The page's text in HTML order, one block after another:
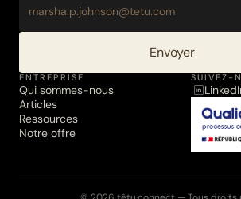
Envoyer
ENTREPRISE
Qui sommes-nous
Articles
Ressources
Notre offre
SUIVEZ-